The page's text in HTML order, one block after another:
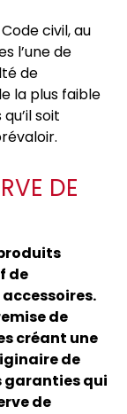
civil, au
l’une de
de
la plus faible
soit
DE
de
de
créant une
de
garanties qui
de